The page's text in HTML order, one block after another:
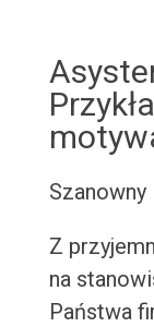
Szanowny
Z
na
Państwa